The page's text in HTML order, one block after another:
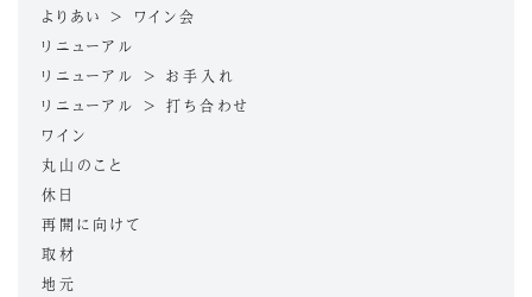
よりあい > ワイン会
リニューアル
リニューアル > お手入れ
リニューアル > 打ち合わせ
ワイン
丸山のこと
休日
再開に向けて
取材
地元